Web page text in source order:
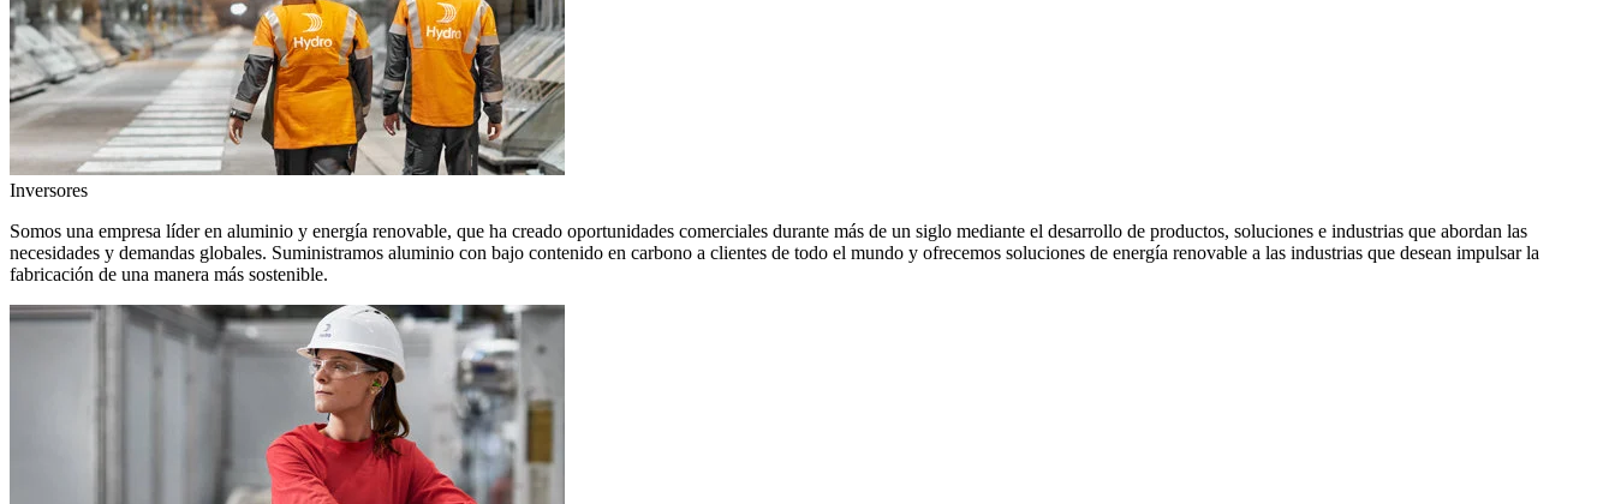
Inversores
Somos una empresa líder en aluminio y energía renovable, que ha creado oportunidades comerciales durante más de un siglo mediante el desarrollo de productos, soluciones e industrias que abordan las
necesidades y demandas globales. Suministramos aluminio con bajo contenido en carbono a clientes de todo el mundo y ofrecemos soluciones de energía renovable a las industrias que desean impulsar la
fabricación de una manera más sostenible.